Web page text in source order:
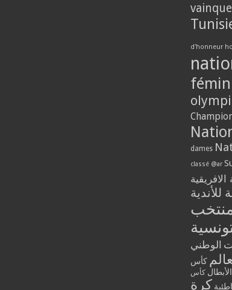
d'honneur
dames
classé @ar
الافريقية
للأندية
الوطني
كأس
كأس
كرة